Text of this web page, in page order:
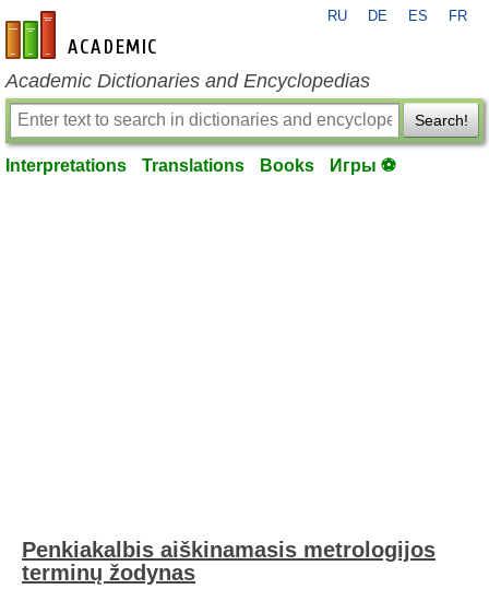
en-academic.com
RU DE ES FR
Academic Dictionaries and Encyclopedias
Search!
Interpretations Translations Books Игры ⚽
Penkiakalbis aiškinamasis metrologijos
terminų žodynas